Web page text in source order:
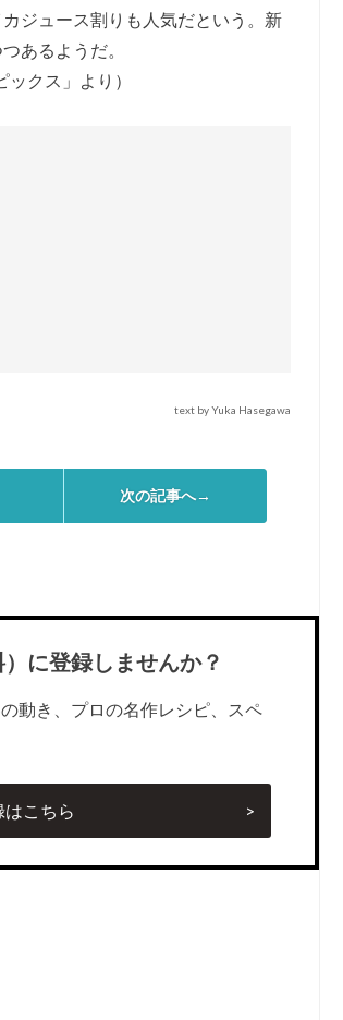
ジュース割りも人気だという。新
あるようだ。
クス」より）
text by Yuka Hasegawa
次の記事へ→
に登録しませんか？
動き、プロの名作レシピ、スペ
はこちら